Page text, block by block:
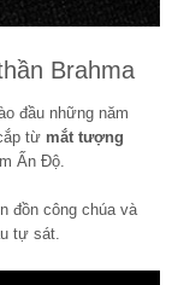
Brahma
đầu những năm
từ mắt tượng
Ấn Độ.
đồn công chúa và
tự sát.